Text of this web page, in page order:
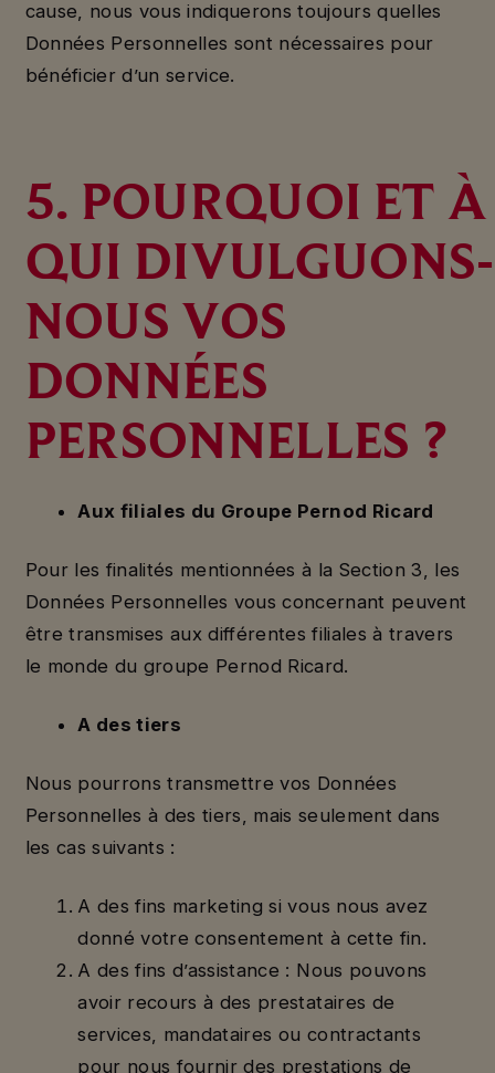
cause, nous vous indiquerons toujours quelles
Données Personnelles sont nécessaires pour
bénéficier d’un service.
5. POURQUOI ET À
QUI DIVULGUONS-
NOUS VOS
DONNÉES
PERSONNELLES ?
Aux filiales du Groupe Pernod Ricard
Pour les finalités mentionnées à la Section 3, les
Données Personnelles vous concernant peuvent
être transmises aux différentes filiales à travers
le monde du groupe Pernod Ricard.
A des tiers
Nous pourrons transmettre vos Données
Personnelles à des tiers, mais seulement dans
les cas suivants :
A des fins marketing si vous nous avez
donné votre consentement à cette fin.
A des fins d’assistance : Nous pouvons
avoir recours à des prestataires de
services, mandataires ou contractants
pour nous fournir des prestations de